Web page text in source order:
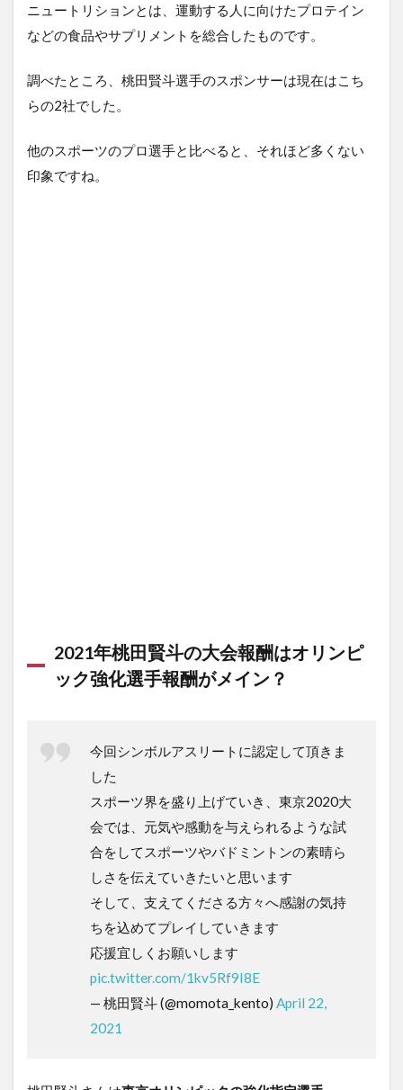
ニュートリションとは、運動する人に向けたプロテイン
などの食品やサプリメントを総合したものです。
調べたところ、桃田賢斗選手のスポンサーは現在はこち
らの2社でした。
他のスポーツのプロ選手と比べると、それほど多くない
印象ですね。
2021年桃田賢斗の大会報酬はオリンピ
ック強化選手報酬がメイン？
今回シンボルアスリートに認定して頂きま
した
スポーツ界を盛り上げていき、東京2020大
会では、元気や感動を与えられるような試
合をしてスポーツやバドミントンの素晴ら
しさを伝えていきたいと思います
そして、支えてくださる方々へ感謝の気持
ちを込めてプレイしていきます
応援宜しくお願いします
pic.twitter.com/1kv5Rf9I8E
— 桃田賢斗 (@momota_kento) April 22,
2021